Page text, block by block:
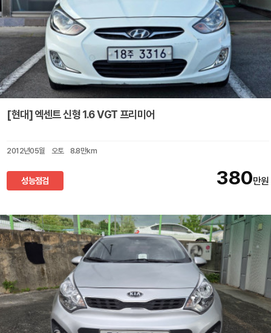
[현대] 엑센트 신형 1.6 VGT 프리미어
2012년05월 오토 8.8만km
성능점검 380만원